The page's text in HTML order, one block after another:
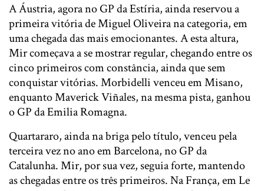
A Áustria, agora no GP da Estíria, ainda reservou a
primeira vitória de Miguel Oliveira na categoria, em
uma chegada das mais emocionantes. A esta altura,
Mir começava a se mostrar regular, chegando entre os
cinco primeiros com constância, ainda que sem
conquistar vitórias. Morbidelli venceu em Misano,
enquanto Maverick Viñales, na mesma pista, ganhou
o GP da Emilia Romagna.
Quartararo, ainda na briga pelo título, venceu pela
terceira vez no ano em Barcelona, no GP da
Catalunha. Mir, por sua vez, seguia forte, mantendo
as chegadas entre os três primeiros. Na França, em Le